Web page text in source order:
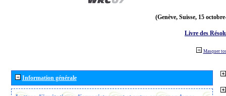
(Genève, Suisse, 15
Livre des
Masquer
Information générale